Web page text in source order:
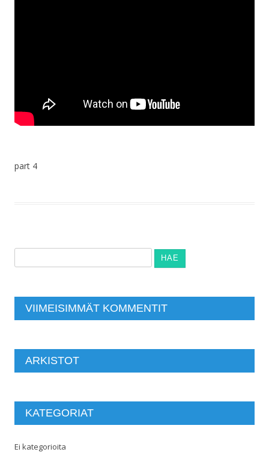
part 4
VIIMEISIMMÄT KOMMENTIT
ARKISTOT
KATEGORIAT
Ei kategorioita